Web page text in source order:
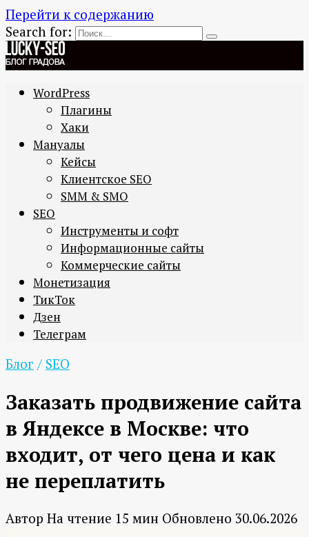
Перейти к содержанию
Search for:
WordPress
Плагины
Хаки
Мануалы
Кейсы
Клиентское SEO
SMM & SMO
SEO
Инструменты и софт
Информационные сайты
Коммерческие сайты
Монетизация
ТикТок
Дзен
Телеграм
Блог / SEO
Заказать продвижение сайта
в Яндексе в Москве: что
входит, от чего цена и как
не переплатить
Автор На чтение 15 мин Обновлено 30.06.2026